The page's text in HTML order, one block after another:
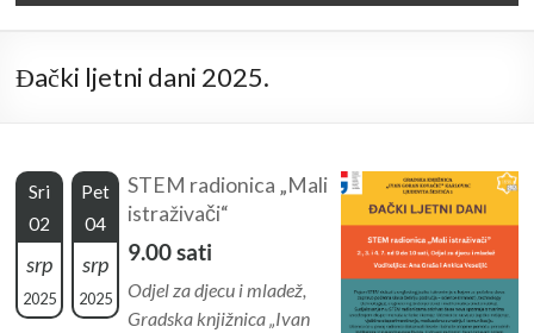
Đački ljetni dani 2025.
Sri
02
srp
2025
Pet
04
srp
2025
STEM radionica „Mali
istraživači“
9.00 sati
Odjel za djecu i mladež,
Gradska knjižnica „Ivan